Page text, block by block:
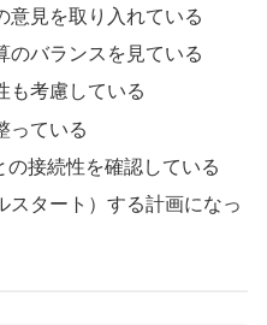
意見を取り入れている
のバランスを見ている
も考慮している
っている
接続性を確認している
スタート）する計画になっ